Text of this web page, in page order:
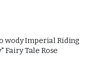
wody Imperial Riding
Fairy Tale Rose